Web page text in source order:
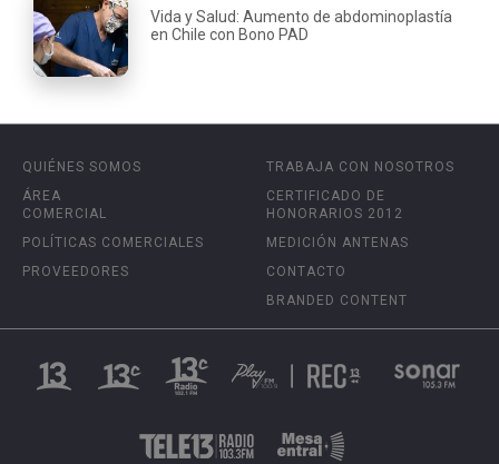
Vida y Salud: Aumento de abdominoplastía
en Chile con Bono PAD
QUIÉNES SOMOS
ÁREA
COMERCIAL
POLÍTICAS COMERCIALES
PROVEEDORES
TRABAJA CON NOSOTROS
CERTIFICADO DE
HONORARIOS 2012
MEDICIÓN ANTENAS
CONTACTO
BRANDED CONTENT